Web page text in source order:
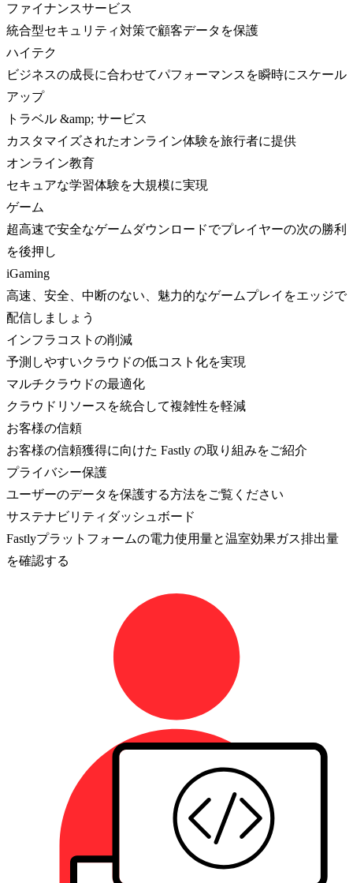
ファイナンスサービス
統合型セキュリティ対策で顧客データを保護
ハイテク
ビジネスの成長に合わせてパフォーマンスを瞬時にスケール
アップ
トラベル &amp; サービス
カスタマイズされたオンライン体験を旅行者に提供
オンライン教育
セキュアな学習体験を大規模に実現
ゲーム
超高速で安全なゲームダウンロードでプレイヤーの次の勝利
を後押し
iGaming
高速、安全、中断のない、魅力的なゲームプレイをエッジで
配信しましょう
インフラコストの削減
予測しやすいクラウドの低コスト化を実現
マルチクラウドの最適化
クラウドリソースを統合して複雑性を軽減
お客様の信頼
お客様の信頼獲得に向けた Fastly の取り組みをご紹介
プライバシー保護
ユーザーのデータを保護する方法をご覧ください
サステナビリティダッシュボード
Fastlyプラットフォームの電力使用量と温室効果ガス排出量
を確認する